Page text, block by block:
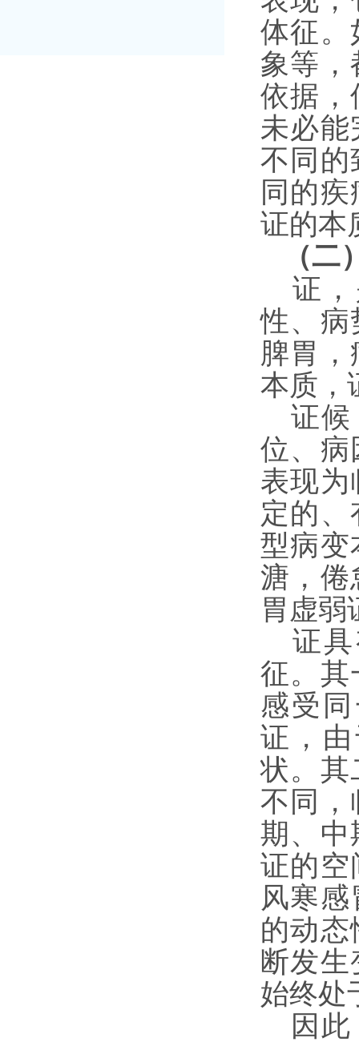
体征。
象等，
依据，
未必能
不同的
同的
证的本
（
证
性、病
脾胃
本质，
证候
位、病
表现为
定的
型病变
溏，倦
胃虚弱
证
征。其
感受
证，
状。其
不同，
期、中
证的空
风寒
的动
断发
始终处
因